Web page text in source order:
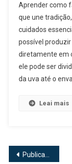
Aprender como
que une
cuidados
possível
diretamente em
ele pode ser
da uva até o
Leai mais
Publicações mais antigas